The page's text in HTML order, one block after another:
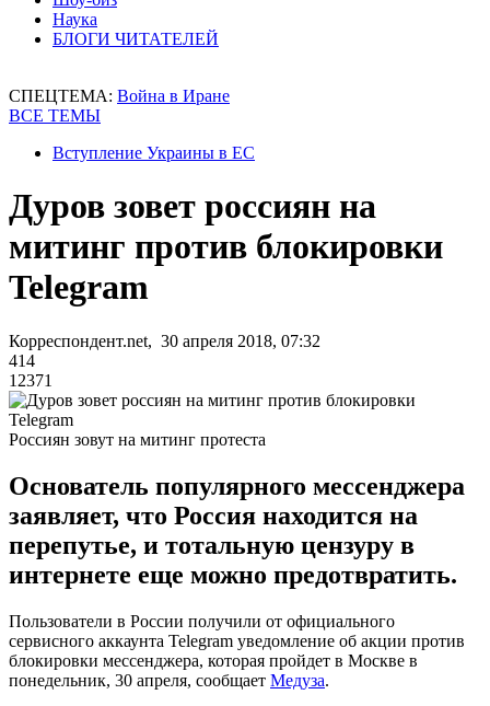
Наука
БЛОГИ ЧИТАТЕЛЕЙ
СПЕЦТЕМА: Война в Иране
ВСЕ ТЕМЫ
Вступление Украины в ЕС
Дуров зовет россиян на
митинг против блокировки
Telegram
Корреспондент.net, 30 апреля 2018, 07:32
414
12371
Россиян зовут на митинг протеста
Основатель популярного мессенджера
заявляет, что Россия находится на
перепутье, и тотальную цензуру в
интернете еще можно предотвратить.
Пользователи в России получили от официального
сервисного аккаунта Telegram уведомление об акции против
блокировки мессенджера, которая пройдет в Москве в
понедельник, 30 апреля, сообщает Медуза.